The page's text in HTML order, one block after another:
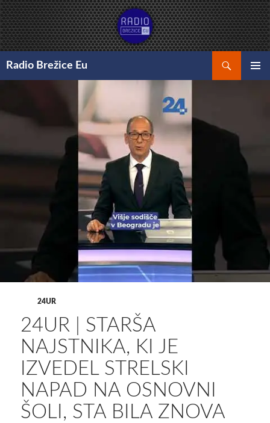
Preskoči
na
vsebino
Radio Brežice Eu
24UR
24UR | STARŠA
NAJSTNIKA, KI JE
IZVEDEL STRELSKI
NAPAD NA OSNOVNI
ŠOLI, STA BILA ZNOVA